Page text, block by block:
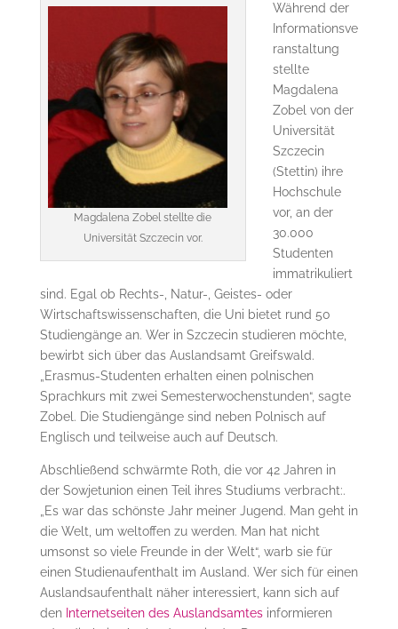
Magdalena Zobel stellte die
Universität Szczecin vor.
Während der
Informationsve
ranstaltung
stellte
Magdalena
Zobel von der
Universität
Szczecin
(Stettin) ihre
Hochschule
vor, an der
30.000
Studenten
immatrikuliert
sind. Egal ob Rechts-, Natur-, Geistes- oder
Wirtschaftswissenschaften, die Uni bietet rund 50
Studiengänge an. Wer in Szczecin studieren möchte,
bewirbt sich über das Auslandsamt Greifswald.
„Erasmus-Studenten erhalten einen polnischen
Sprachkurs mit zwei Semesterwochenstunden“, sagte
Zobel. Die Studiengänge sind neben Polnisch auf
Englisch und teilweise auch auf Deutsch.
Abschließend schwärmte Roth, die vor 42 Jahren in
der Sowjetunion einen Teil ihres Studiums verbracht:.
„Es war das schönste Jahr meiner Jugend. Man geht in
die Welt, um weltoffen zu werden. Man hat nicht
umsonst so viele Freunde in der Welt“, warb sie für
einen Studienaufenthalt im Ausland. Wer sich für einen
Auslandsaufenthalt näher interessiert, kann sich auf
den Internetseiten des Auslandsamtes informieren